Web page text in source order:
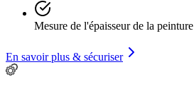
Mesure de l'épaisseur de la peinture
En savoir plus & sécuriser